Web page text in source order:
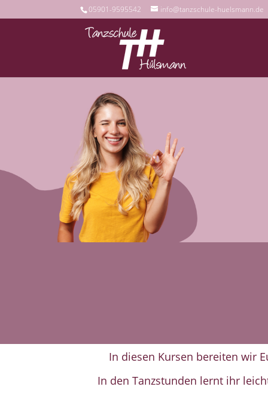
05901-9595542 info@tanzschule-huelsmann.de
In diesen Kursen bereiten wir
In den Tanzstunden lernt ihr